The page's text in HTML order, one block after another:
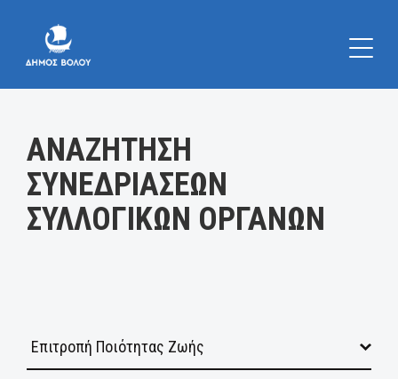
ΑΝΑΖΗΤΗΣΗ
ΣΥΝΕΔΡΙΑΣΕΩΝ
ΣΥΛΛΟΓΙΚΩΝ ΟΡΓΑΝΩΝ